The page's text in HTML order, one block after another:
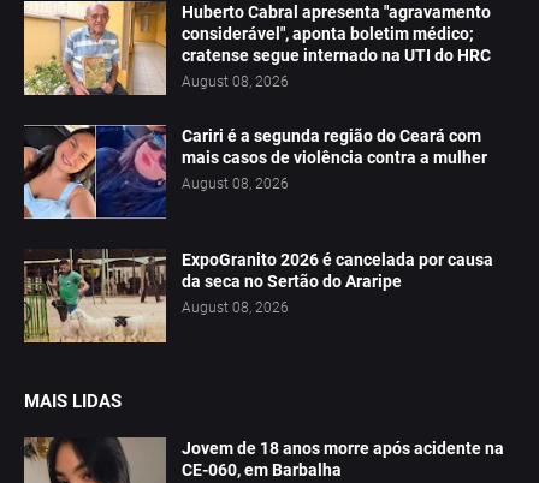
Huberto Cabral apresenta "agravamento
considerável", aponta boletim médico;
cratense segue internado na UTI do HRC
August 08, 2026
Cariri é a segunda região do Ceará com
mais casos de violência contra a mulher
August 08, 2026
ExpoGranito 2026 é cancelada por causa
da seca no Sertão do Araripe
August 08, 2026
MAIS LIDAS
Jovem de 18 anos morre após acidente na
CE-060, em Barbalha